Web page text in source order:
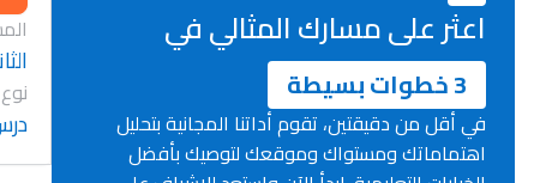
اعثر على مسارك المثالي في
3 خطوات بسيطة
في أقل من دقيقتين، تقوم أداتنا المجانية بتحليل
اهتماماتك ومستواك وموقعك لتوصيك بأفضل